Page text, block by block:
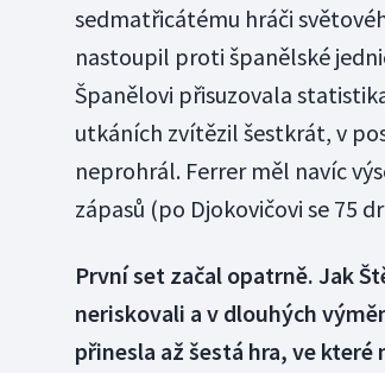
sedmatřicátému hráči
nastoupil proti španělské
Španělovi přisuzovala
utkáních zvítězil šestkrát, v
neprohrál. Ferrer měl navíc
zápasů (po Djokovičovi se 75
První set začal opatrně. Jak
neriskovali a v dlouhých
přinesla až šestá hra, ve